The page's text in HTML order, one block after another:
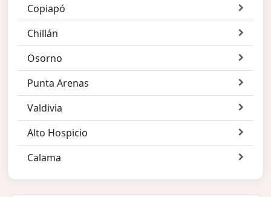
Copiapó
Chillán
Osorno
Punta Arenas
Valdivia
Alto Hospicio
Calama